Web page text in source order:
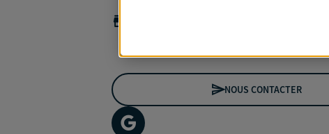
NOUS CONTACTER